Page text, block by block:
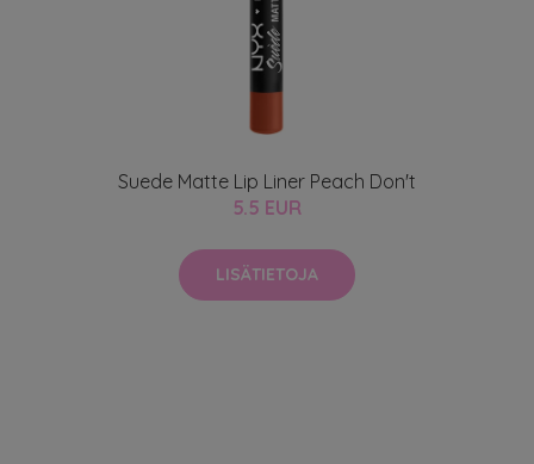
Suede Matte Lip Liner Peach Don't
5.5 EUR
LISÄTIETOJA